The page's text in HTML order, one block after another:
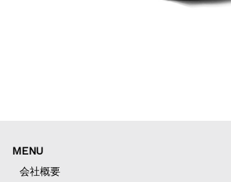
MENU
会社概要